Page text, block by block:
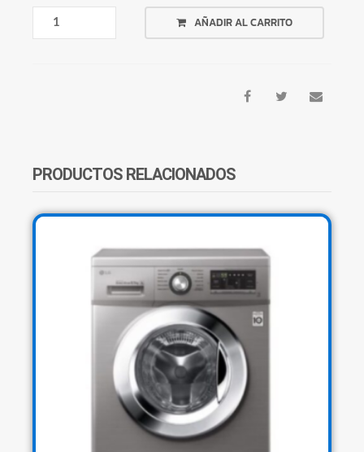
¡¡OFERTA
IMBATIBLE!!
AÑADIR AL CARRITO
PRODUCTOS RELACIONADOS